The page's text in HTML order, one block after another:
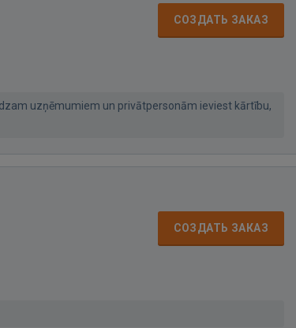
СОЗДАТЬ ЗАКАЗ
uzņēmumiem un privātpersonām ieviest kārtību,
СОЗДАТЬ ЗАКАЗ